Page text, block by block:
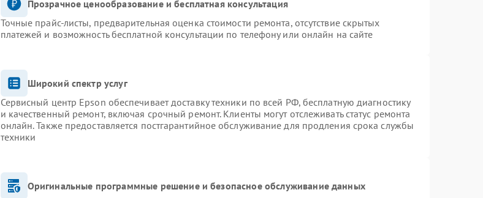
Прозрачное ценообразование и бесплатная консультация
Точные прайс-листы, предварительная оценка стоимости ремонта, отсутствие скрытых
платежей и возможность бесплатной консультации по телефону или онлайн на сайте
Широкий спектр услуг
Сервисный центр Epson обеспечивает доставку техники по всей РФ, бесплатную диагностику
и качественный ремонт, включая срочный ремонт. Клиенты могут отслеживать статус ремонта
онлайн. Также предоставляется постгарантийное обслуживание для продления срока службы
техники
Оригинальные программные решение и безопасное обслуживание данных